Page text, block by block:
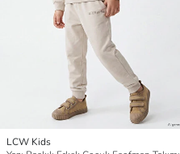
LCW Kids